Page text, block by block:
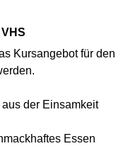
Kursangebot für den
der Einsamkeit
Essen